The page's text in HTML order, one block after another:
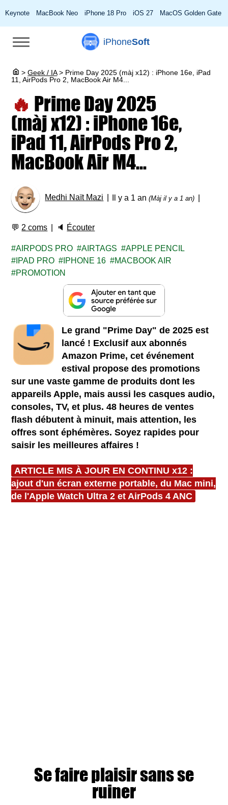
Keynote MacBook Neo iPhone 18 Pro iOS 27 MacOS Golden Gate
iPhoneSoft
> Geek / IA > Prime Day 2025 (màj x12) : iPhone 16e, iPad
11, AirPods Pro 2, MacBook Air M4...
🔥 Prime Day 2025
(màj x12) : iPhone 16e,
iPad 11, AirPods Pro 2,
MacBook Air M4...
Medhi Naït Mazi Il y a 1 an(Màj il y a 1 an)
💬 2 coms 🔈 Écouter
AIRPODS PRO AIRTAGS
APPLE PENCIL
IPAD PRO
IPHONE 16
MACBOOK AIR
PROMOTION
Le grand "Prime Day" de 2025 est
lancé ! Exclusif aux abonnés
Amazon Prime, cet événement
estival propose des promotions
sur une vaste gamme de produits dont les
appareils Apple, mais aussi les casques audio,
consoles, TV, et plus. 48 heures de ventes
flash débutent à minuit, mais attention, les
offres sont éphémères. Soyez rapides pour
saisir les meilleures affaires !
ARTICLE MIS À JOUR EN CONTINU x12 :
ajout d'un écran externe portable, du Mac mini,
de l'Apple Watch Ultra 2 et AirPods 4 ANC
Se faire plaisir sans se
ruiner